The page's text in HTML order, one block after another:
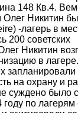
148 Кв.4.
Олег Никитин
-лагерь в
200 советских
Никитин
в
запланировали
на охрану и
суждено было
году по лагерям